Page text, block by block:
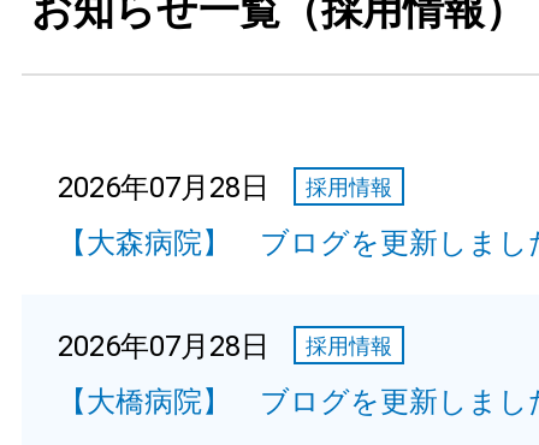
お知らせ一覧（採用情報）
2026年07月28日 採用情報
【大森病院】 ブログを更新しまし
2026年07月28日 採用情報
【大橋病院】 ブログを更新しまし